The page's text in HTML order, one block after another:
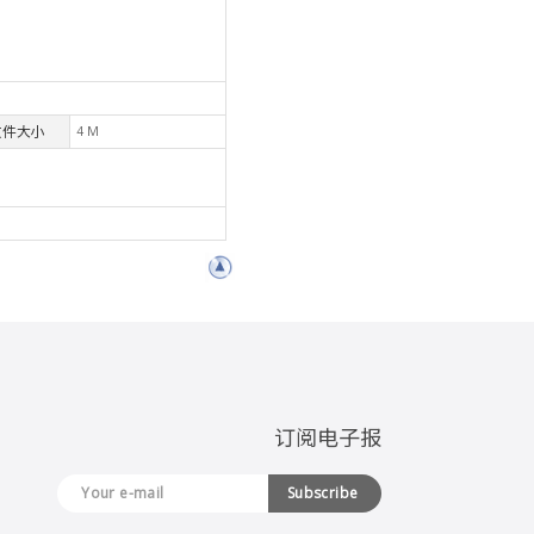
大小 4 M
订阅电子报
Subscribe